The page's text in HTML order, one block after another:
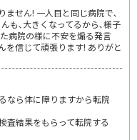
ません! 一人目と同じ病院で､
も､大きくなってるから､様子
病院の様に不安を煽る発言
を信じて頑張ります! ありがと
なら体に障りますから転院
査結果をもらって転院する